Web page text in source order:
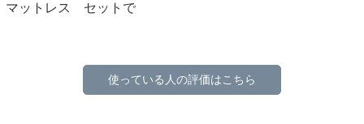
マットレス セットで
使っている人の評価はこちら